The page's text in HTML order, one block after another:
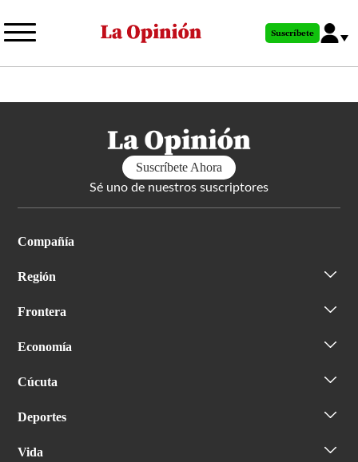
al
principal
Suscríbete
Suscríbete Ahora
Sé uno de nuestros suscriptores
Compañía
Región
Frontera
Economía
Cúcuta
Deportes
Vida